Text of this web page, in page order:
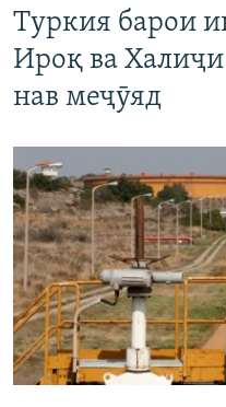
Туркия барои
Ироқ ва
нав меҷӯяд